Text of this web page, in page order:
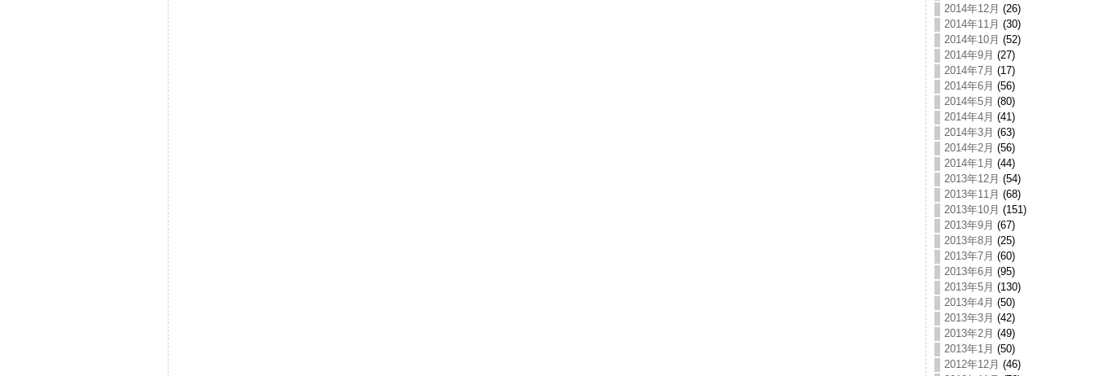
2014年12月 (26)
2014年11月 (30)
2014年10月 (52)
2014年9月 (27)
2014年7月 (17)
2014年6月 (56)
2014年5月 (80)
2014年4月 (41)
2014年3月 (63)
2014年2月 (56)
2014年1月 (44)
2013年12月 (54)
2013年11月 (68)
2013年10月 (151)
2013年9月 (67)
2013年8月 (25)
2013年7月 (60)
2013年6月 (95)
2013年5月 (130)
2013年4月 (50)
2013年3月 (42)
2013年2月 (49)
2013年1月 (50)
2012年12月 (46)